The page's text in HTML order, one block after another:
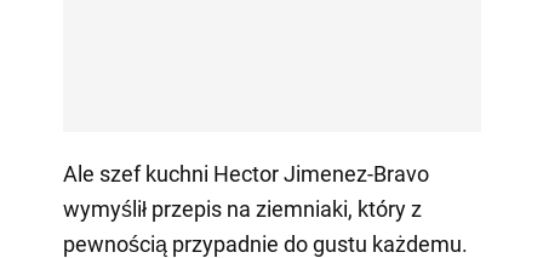
Ale szef kuchni Hector Jimenez-Bravo
wymyślił przepis na ziemniaki, który z
pewnością przypadnie do gustu każdemu.